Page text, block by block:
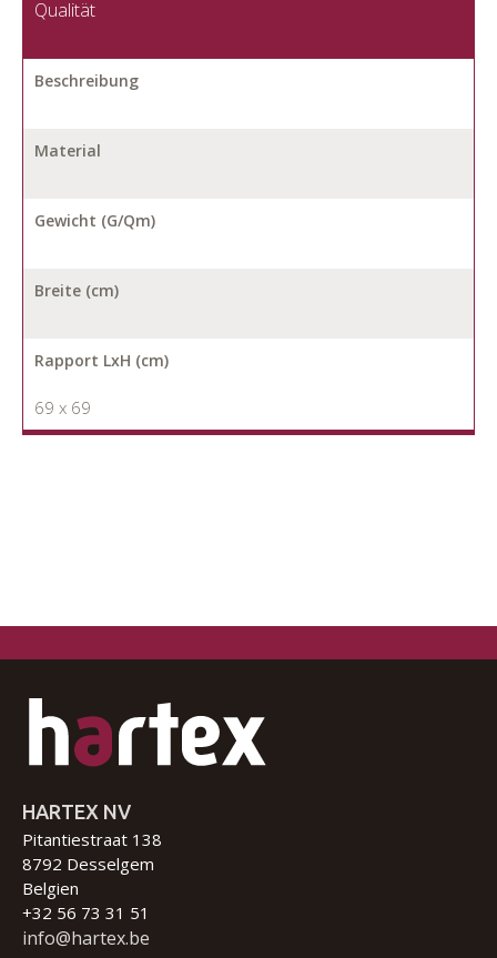
Qualität
Beschreibung
Material
Gewicht (G/Qm)
Breite (cm)
Rapport LxH (cm)
69 x 69
HARTEX NV
Pitantiestraat 138
8792 Desselgem
Belgien
+32 56 73 31 51
info@hartex.be